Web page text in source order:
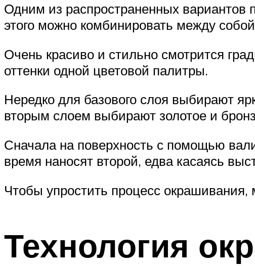
Одним из распространенных вариантов
этого можно комбинировать между
Очень красиво и стильно смотрится
оттенки одной цветовой палитры.
Нередко для базового слоя выбирают
вторым слоем выбирают золотое и
Сначала на поверхность с помощью
время наносят второй, едва касаясь
Чтобы упростить процесс окрашивания,
Технология